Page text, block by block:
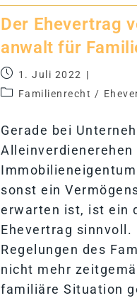
Der Ehe­ver­trag
an­walt für
1. Juli 2022
Familienrecht /
Gerade bei
Alleinverdienerehen
sonst ein
erwarten ist, ist ein
Ehevertrag sinnvoll.
Regelungen des
nicht mehr
familiäre Situation